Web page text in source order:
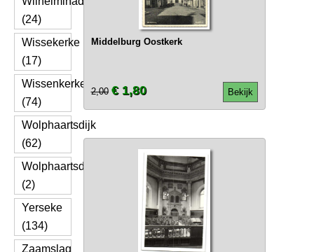
(24)
Wissekerke
(17)
Wissenkerke
(74)
Wolphaartsdijk
(62)
Wolphaartsdyk
(2)
Yerseke
(134)
Zaamslag
Middelburg Oostkerk
Bekijk
2,00 € 1,80